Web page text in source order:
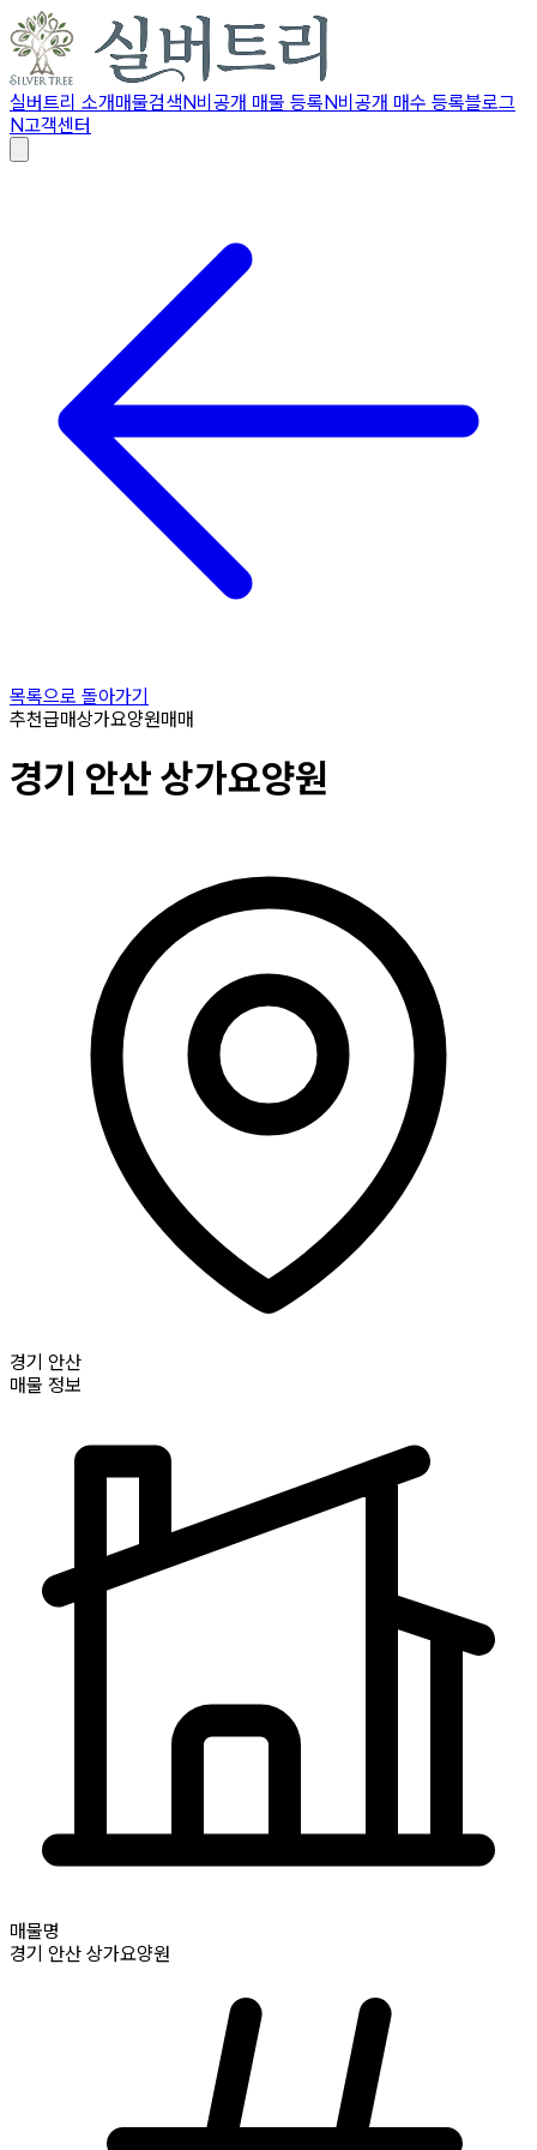
실버트리 소개매물검색N비공개 매물 등록N비공개 매수 등록블로그
N고객센터
목록으로 돌아가기
추천급매상가요양원매매
경기 안산 상가요양원
경기 안산
매물 정보
매물명
경기 안산 상가요양원